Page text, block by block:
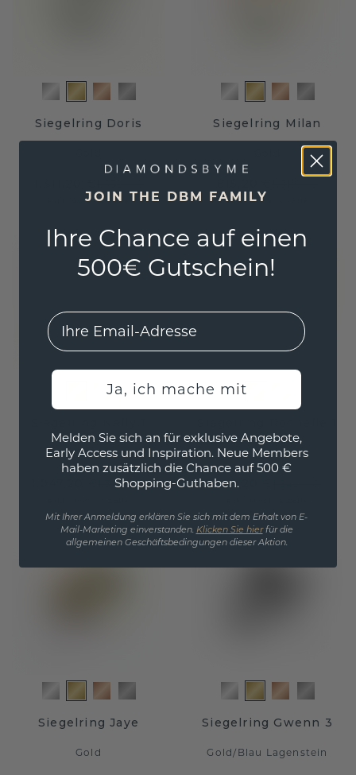
Siegelring Doris
Exkl. MwSt. & Zölle
Siegelring Milan
Exkl. MwSt. & Zölle
Gold
1.309,- €
Gold
999,20 €
Siegelring Jaye
Gold
Siegelring Gwenn 3
Gold/ Blau Lagenstein
JOIN THE DBM FAMILY
Ihre Chance auf einen
500€ Gutschein!
EMail
Ja, ich mache mit
Melden Sie sich an für exklusive Angebote,
Early Access und Inspiration. Neue Members
haben zusätzlich die Chance auf 500 €
Shopping-Guthaben.
Mit Ihrer Anmeldung erklären Sie sich mit dem Erhalt von E-
Mail-Marketing einverstanden. Klicken Sie hierfür die
allgemeinen Geschäftsbedingungen dieser Aktion.